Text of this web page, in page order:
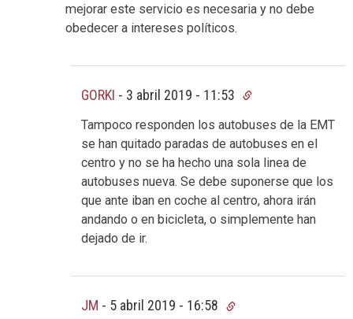
mejorar este servicio es necesaria y no debe
obedecer a intereses políticos.
GORKI - 3 abril 2019 - 11:53
Tampoco responden los autobuses de la EMT
se han quitado paradas de autobuses en el
centro y no se ha hecho una sola linea de
autobuses nueva. Se debe suponerse que los
que ante iban en coche al centro, ahora irán
andando o en bicicleta, o simplemente han
dejado de ir.
JM - 5 abril 2019 - 16:58